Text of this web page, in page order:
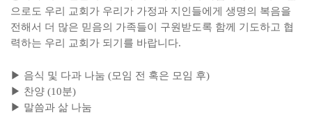
으로도 우리 교회가 우리가 가정과 지인들에게 생명의 복음을
전해서 더 많은 믿음의 가족들이 구원받도록 함께 기도하고 협
력하는 우리 교회가 되기를 바랍니다.
▶ 음식 및 다과 나눔 (모임 전 혹은 모임 후)
▶ 찬양 (10분)
▶ 말씀과 삶 나눔